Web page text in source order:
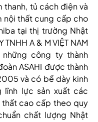
thanh, tủ cách điện và
nội thất cung cấp cho
tại thị trường Nhật
TNHH A & M VIỆT NAM
công ty thành
ASAHI được thành
và có bề dày kinh
lĩnh lực sản xuất các
thất cao cấp theo quy
chất lượng Nhật